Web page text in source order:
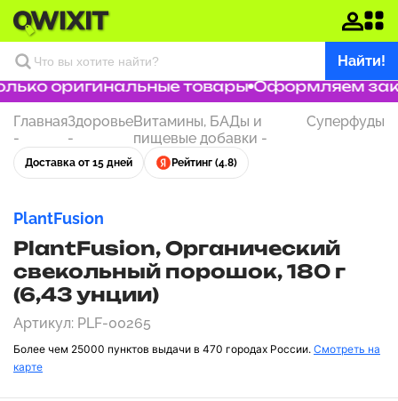
Найти!
оригинальные товары Оформляем
Главная
-
Здоровье
-
Витамины, БАДы и
пищевые добавки -
Суперфуды
Доставка от 15 дней Рейтинг (4.8)
PlantFusion
PlantFusion, Органический
свекольный порошок, 180 г
(6,43 унции)
Артикул: PLF-00265
Более чем 25000 пунктов выдачи в 470 городах России. Смотреть на
карте